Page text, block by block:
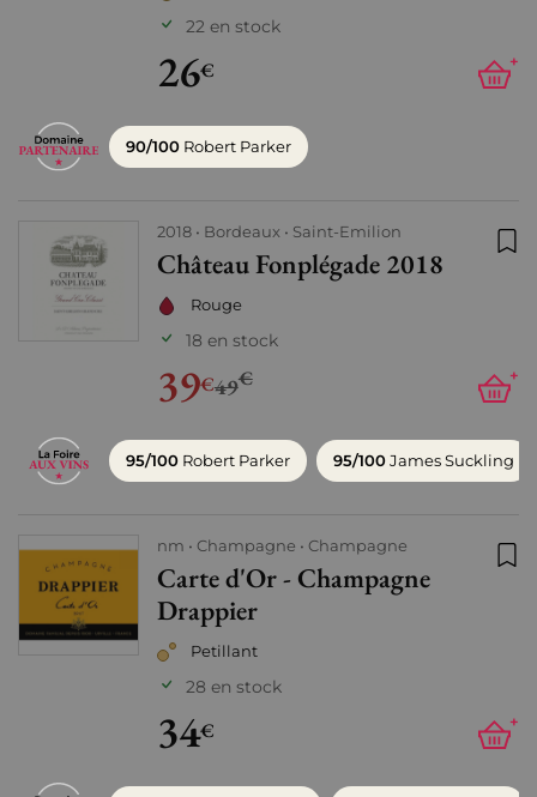
22 en stock
26€ +
90/100 Robert Parker
2018 Bordeaux Saint-Emilion
Château Fonplégade 2018
Rouge
18 en stock
39€49€ +
95/100 Robert Parker 95/100James Suckling
nm Champagne Champagne
Carte d'Or - Champagne
Drappier
Petillant
28 en stock
34€ +